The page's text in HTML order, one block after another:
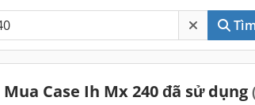
Mua Case Ih Mx 240 đã sử dụng